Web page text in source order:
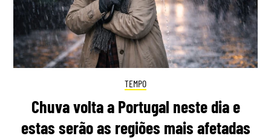
TEMPO
Chuva volta a Portugal neste dia e
estas serão as regiões mais afetadas